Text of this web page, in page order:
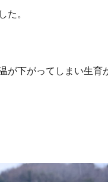
。
が下がってしまい生育